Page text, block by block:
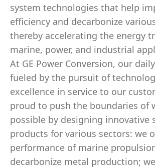
system technologies that help
efficiency and decarbonize
thereby accelerating the energy
marine, power, and industrial
At GE Power Conversion, our
fueled by the pursuit of
excellence in service to our
proud to push the boundaries of
possible by designing innovative
products for various sectors: we
performance of marine
decarbonize metal production;